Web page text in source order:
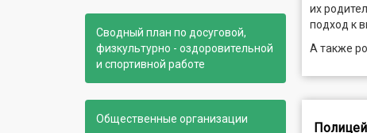
Сводный план по досуговой,
физкультурно - оздоровительной
и спортивной работе
Общественные организации
их
подход к
А также